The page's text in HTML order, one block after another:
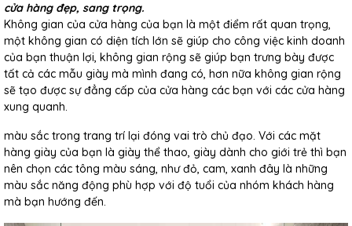
cửa hàng đẹp, sang trọng.
Không gian của cửa hàng của bạn là một điểm rất quan trọng,
một không gian có diện tích lớn sẽ giúp cho công việc kinh doanh
của bạn thuận lợi, không gian rộng sẽ giúp bạn trưng bày được
tất cả các mẫu giày mà mình đang có, hơn nữa không gian rộng
sẽ tạo được sự đẳng cấp của cửa hàng các bạn với các cửa hàng
xung quanh.
màu sắc trong trang trí lại đóng vai trò chủ đạo. Với các mặt
hàng giày của bạn là giày thể thao, giày dành cho giới trẻ thì bạn
nên chọn các tông màu sáng, như đỏ, cam, xanh đây là những
màu sắc năng động phù hợp với độ tuổi của nhóm khách hàng
mà bạn hướng đến.